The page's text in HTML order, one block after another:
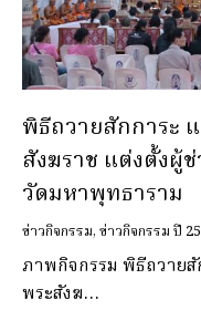
พิธีถวายสักการะ
สังฆราช แต่งตั้งผู้
วัดมหาพุทธาราม
ข่าวกิจกรรม,ข่าวกิจกรรม ปี
ภาพกิจกรรม พิธีถวาย
พระสังฆ…